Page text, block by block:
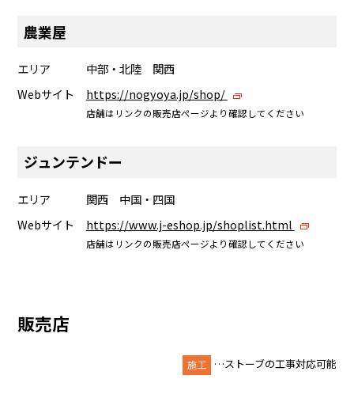
農業屋
エリア
中部・北陸 関西
Webサイト
https://nogyoya.jp/shop/
店舗はリンクの販売店ページより確認してください
ジュンテンドー
エリア
関西 中国・四国
Webサイト
https://www.j-eshop.jp/shoplist.html
店舗はリンクの販売店ページより確認してください
販売店
施工 …ストーブの工事対応可能